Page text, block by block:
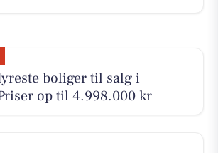
boliger til salg i
op til 4.998.000 kr